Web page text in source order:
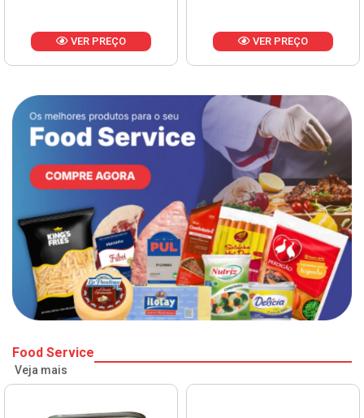
VER PREÇO VER PREÇO
Food Service
Veja mais